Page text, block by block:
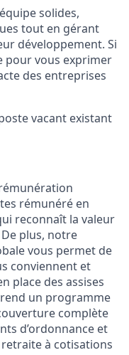
solides,
tout en gérant
développement. Si
pour vous exprimer
des entreprises
vacant existant
rémunéré en
reconnaît la valeur
plus, notre
vous permet de
conviennent et
place des assises
un programme
complète
d’ordonnance et
à cotisations